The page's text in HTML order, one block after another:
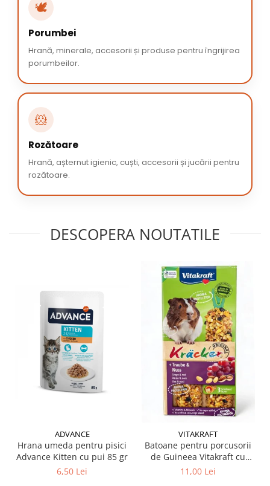
🕊️
Porumbei
Hrană, minerale, accesorii și produse pentru îngrijirea
porumbeilor.
🐹
Rozătoare
Hrană, așternut igienic, cuști, accesorii și jucării pentru
rozătoare.
DESCOPERA NOUTATILE
ADVANCE
Hrana umeda pentru pisici
Advance Kitten cu pui 85 gr
6,50 Lei
VITAKRAFT
Batoane pentru porcusorii
de Guineea Vitakraft cu
struguri & nuci 2 buc
11,00 Lei